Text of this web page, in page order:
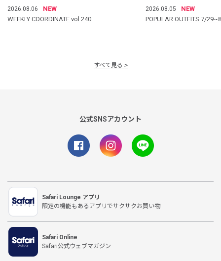
2026.08.06
NEW
WEEKLY COORDINATE vol.240
2026.08.05
NEW
POPULAR OUTFITS 7/
すべて見る
公式SNSアカウント
Safari Lounge アプリ
限定の機能もあるアプリでサクサクお買い物
Safari Online
Safari公式ウェブマガジン